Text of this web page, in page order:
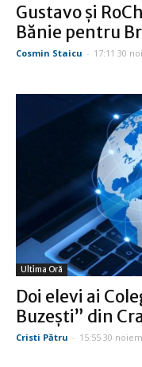
Gustavo şi
Bănie pentru
Cosmin Staicu - 17:11 30
Ultima Oră
Doi elevi ai
Buzeşti” din
Cristi Pătru - 15:55 30